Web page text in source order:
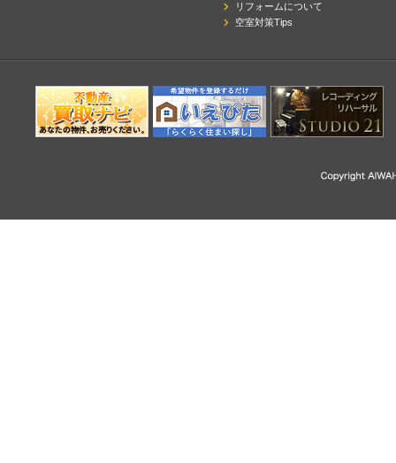
リフォームについて
空室対策Tips